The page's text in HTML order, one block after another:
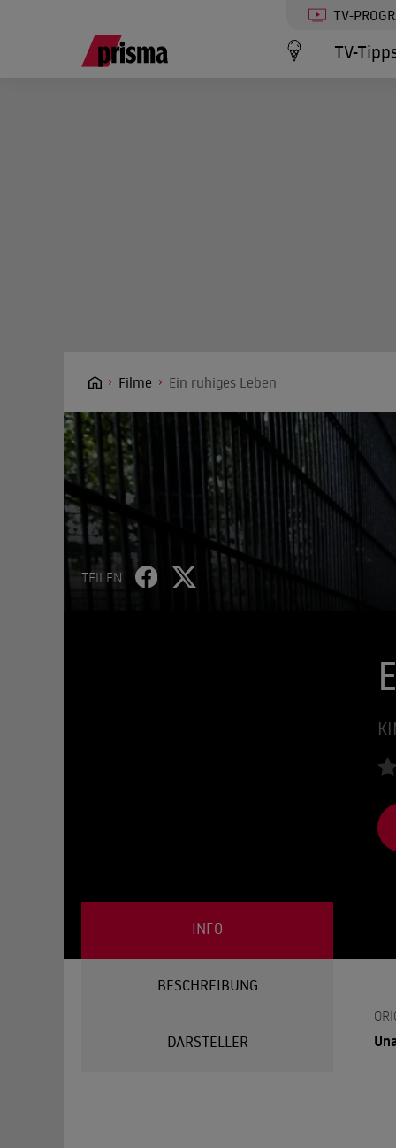
TV-
TV-
Filme Ein ruhiges Leben
TEILEN
INFO
BESCHREIBUNG
DARSTELLER